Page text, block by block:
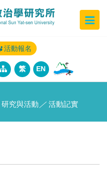
活動報名
繁 EN
研究與活動 ／ 活動記實